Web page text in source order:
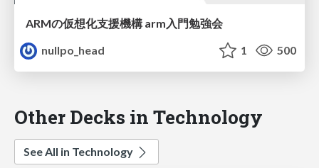
ARMの仮想化支援機構 arm入門勉強会
nullpo_head
1 500
Other Decks in Technology
See All in Technology